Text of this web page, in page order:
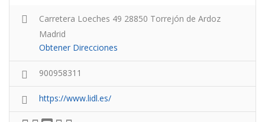
Carretera Loeches 49 28850 Torrejón de Ardoz
Madrid
Obtener Direcciones
900958311
https://www.lidl.es/